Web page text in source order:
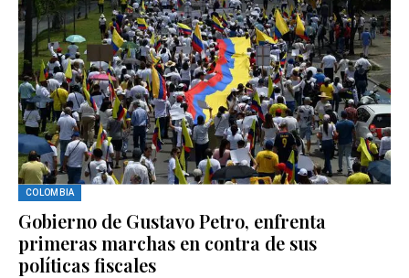
COLOMBIA
Gobierno de Gustavo Petro, enfrenta
primeras marchas en contra de sus
políticas fiscales